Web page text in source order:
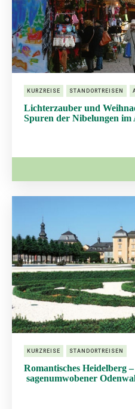
KURZREISE STANDORTREISEN
Lichterzauber und
Spuren der Nibelungen im
KURZREISE STANDORTREISEN
Romantisches Heidelberg
sagenumwobener